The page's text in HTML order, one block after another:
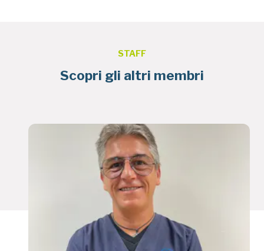
STAFF
Scopri gli altri membri